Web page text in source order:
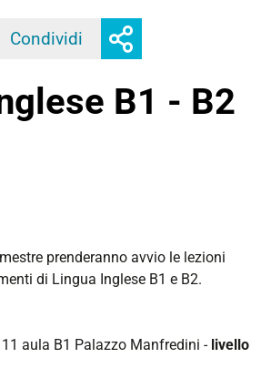
Condividi Facebook
opzioni
di
B1 - B2
prenderanno avvio le lezioni
di Lingua Inglese B1 e B2.
aula B1 Palazzo Manfredini - livello